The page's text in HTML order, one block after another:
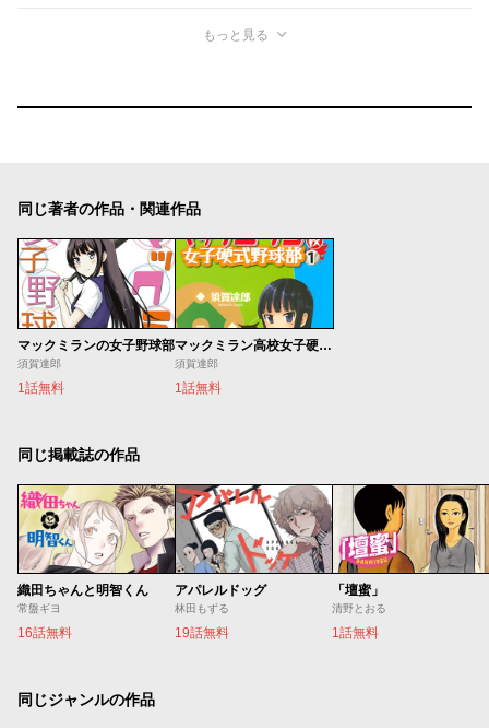
もっと見る
同じ著者の作品・関連作品
マックミランの女子野球部
須賀達郎
1話無料
マックミラン高校女子硬式野球部
須賀達郎
1話無料
同じ掲載誌の作品
織田ちゃんと明智くん
常盤ギヨ
16話無料
アパレルドッグ
林田もずる
19話無料
「壇蜜」
清野とおる
1話無料
同じジャンルの作品